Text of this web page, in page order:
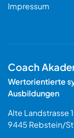
Impressum
Coach
Wertorientierte
Ausbildungen
Alte Landstrasse
9445 Rebstein/